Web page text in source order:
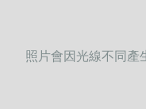
照片會因光線不同產